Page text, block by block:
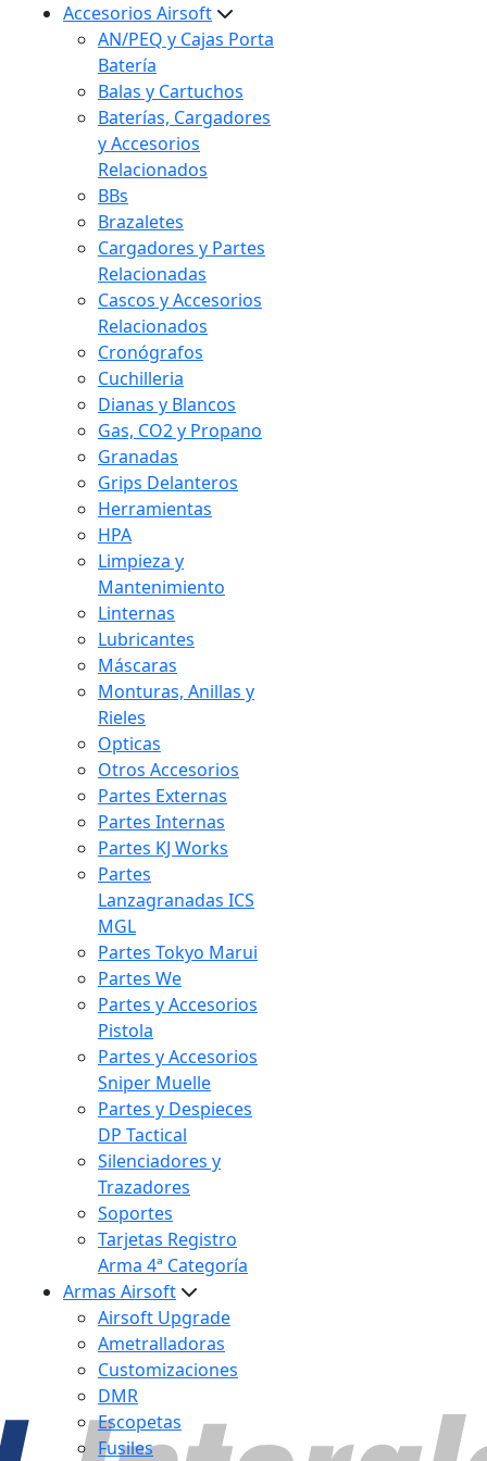
Accesorios Airsoft
AN/PEQ y Cajas Porta
Batería
Balas y Cartuchos
Baterías, Cargadores
y Accesorios
Relacionados
BBs
Brazaletes
Cargadores y Partes
Relacionadas
Cascos y Accesorios
Relacionados
Cronógrafos
Cuchilleria
Dianas y Blancos
Gas, CO2 y Propano
Granadas
Grips Delanteros
Herramientas
HPA
Limpieza y
Mantenimiento
Linternas
Lubricantes
Máscaras
Monturas, Anillas y
Rieles
Opticas
Otros Accesorios
Partes Externas
Partes Internas
Partes KJ Works
Partes
Lanzagranadas ICS
MGL
Partes Tokyo Marui
Partes We
Partes y Accesorios
Pistola
Partes y Accesorios
Sniper Muelle
Partes y Despieces
DP Tactical
Silenciadores y
Trazadores
Soportes
Tarjetas Registro
Arma 4ª Categoría
Armas Airsoft
Airsoft Upgrade
Ametralladoras
Customizaciones
DMR
Escopetas
Fusiles